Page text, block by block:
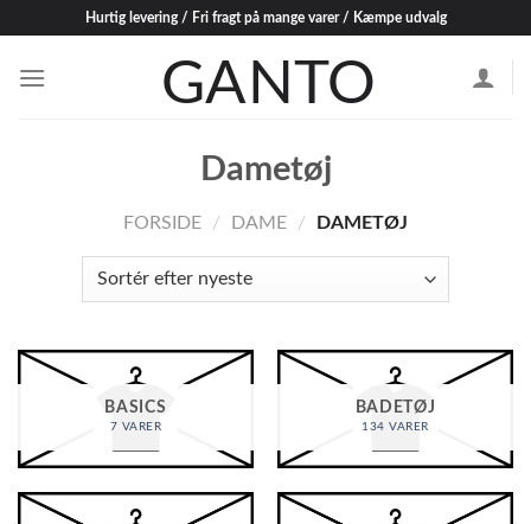
content
Hurtig levering / Fri fragt på mange varer / Kæmpe udvalg
Dametøj
FORSIDE / DAME / DAMETØJ
BASICS
7 VARER
BADETØJ
134 VARER